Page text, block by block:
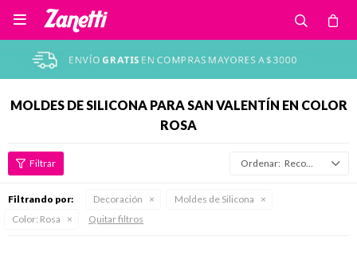

MOLDES DE SILICONA PARA SAN VALENTÍN EN COLOR
ROSA
Recomendados
Filtrando por: Decoración
Moldes de Silicona
Color: Rosa Quitar filtros